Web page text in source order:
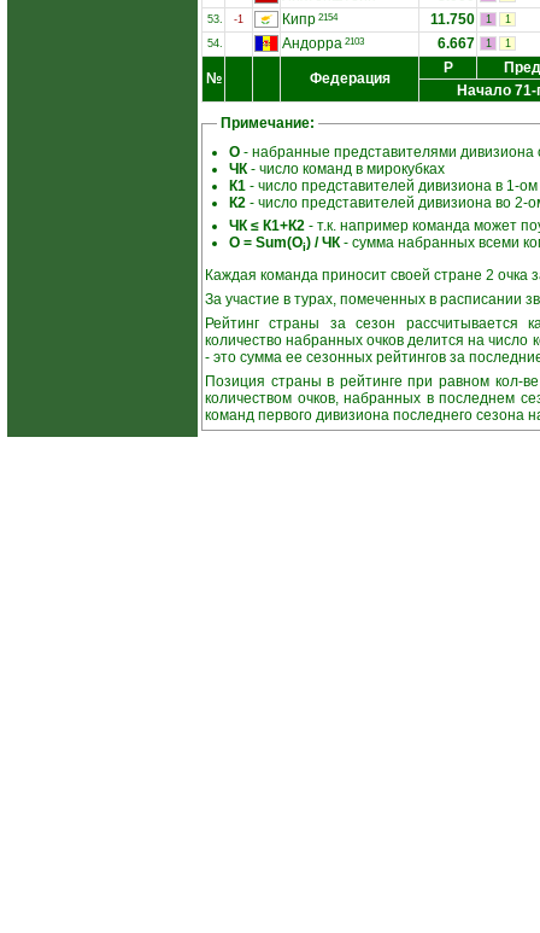
53.
-1 Кипр 2154 11.750 1
1
54.
Андорра 2103 6.667 1 1
№ Федерация
Р
Начало 71-
Примечание:
О - набранные представителями дивизиона
ЧК- число команд в мирокубках
К1 - число представителей дивизиона в 1-
К2 - число представителей дивизиона во 2-
ЧК ≤ К1+К2 - т.к. например команда может
О = Sum(Оi) / ЧК- сумма набранных всеми
Каждая команда приносит своей стране 2 очка
За участие в турах, помеченных в расписании
Рейтинг страны за сезон рассчитывается
количество набранных очков делится на
- это сумма ее сезонных рейтингов за
Позиция страны в рейтинге при равном кол-
количеством очков, набранных в последнем
команд первого дивизиона последнего